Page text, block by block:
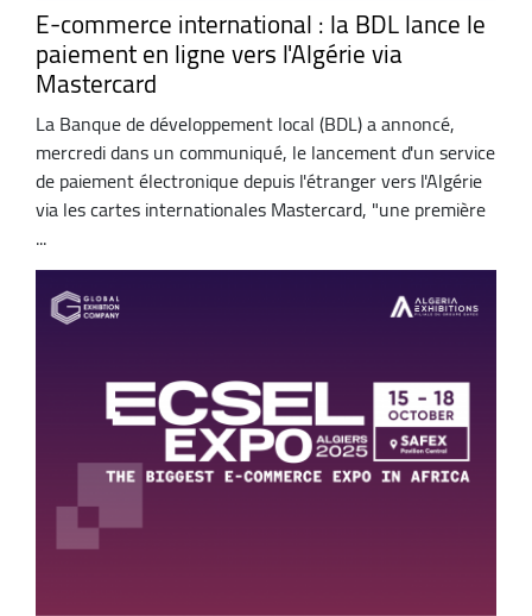
E-commerce international : la BDL lance le
paiement en ligne vers l'Algérie via
Mastercard
La Banque de développement local (BDL) a annoncé,
mercredi dans un communiqué, le lancement d'un service
de paiement électronique depuis l'étranger vers l'Algérie
via les cartes internationales Mastercard, "une première
...